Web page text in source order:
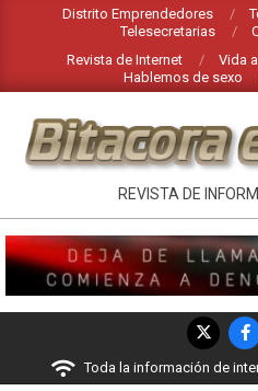
contenido
Distrito Emprendedores
Telesecretarias
Revista de Internet
Vida
Hablemos de sexo
BITACORA
EN
LA
RED
REVISTA DE
navegación
Toda la información de